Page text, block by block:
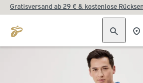
Gratisversand ab 29 € & kostenlose